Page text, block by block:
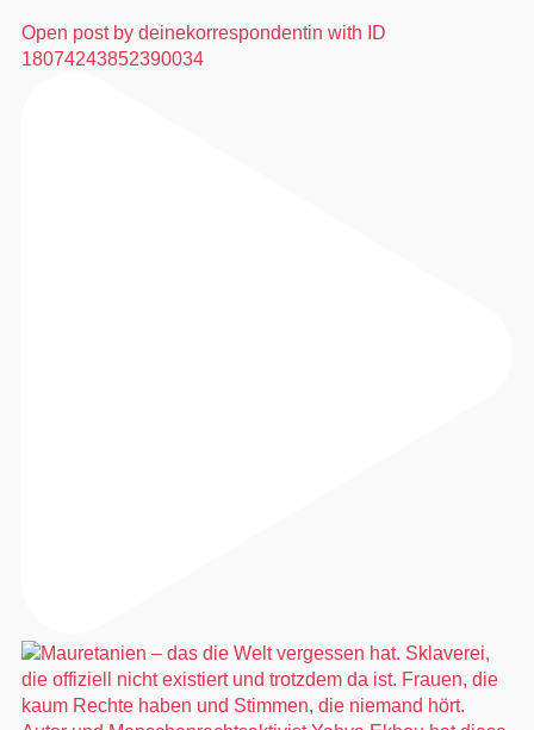
Open post by deinekorrespondentin with ID
18074243852390034